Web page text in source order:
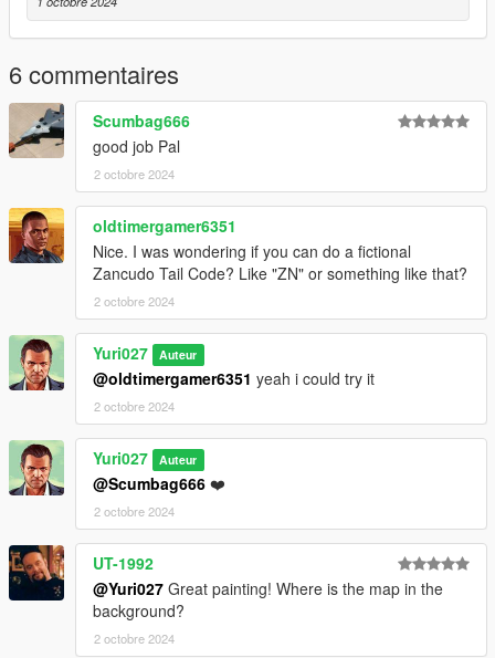
6 commentaires
Scumbag666
good job Pal
2 octobre 2024
oldtimergamer6351
Nice. I was wondering if you can do a fictional
Zancudo Tail Code? Like "ZN" or something like that?
2 octobre 2024
Yuri027 Auteur
@oldtimergamer6351 yeah i could try it
2 octobre 2024
Yuri027 Auteur
@Scumbag666 ❤️
2 octobre 2024
UT-1992
@Yuri027 Great painting! Where is the map in the
background?
2 octobre 2024